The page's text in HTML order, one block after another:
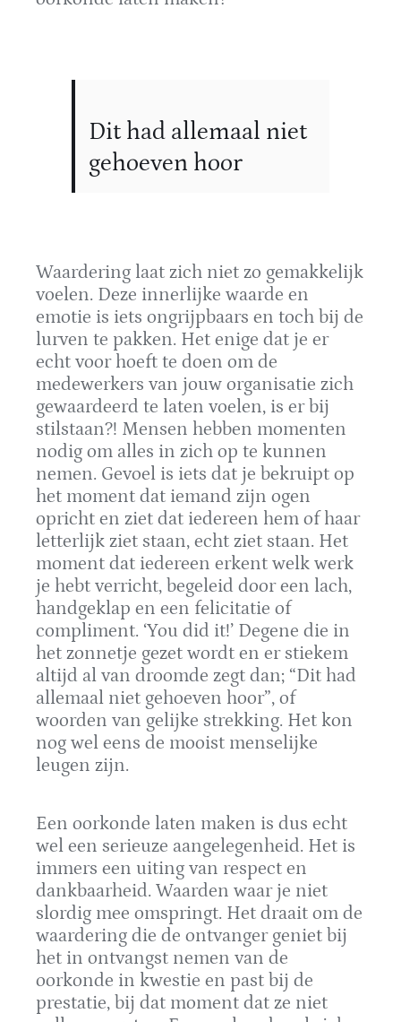
Dit had allemaal niet
gehoeven hoor
Waardering laat zich niet zo gemakkelijk
voelen. Deze innerlijke waarde en
emotie is iets ongrijpbaars en toch bij de
lurven te pakken. Het enige dat je er
echt voor hoeft te doen om de
medewerkers van jouw organisatie zich
gewaardeerd te laten voelen, is er bij
stilstaan?! Mensen hebben momenten
nodig om alles in zich op te kunnen
nemen. Gevoel is iets dat je bekruipt op
het moment dat iemand zijn ogen
opricht en ziet dat iedereen hem of haar
letterlijk ziet staan, echt ziet staan. Het
moment dat iedereen erkent welk werk
je hebt verricht, begeleid door een lach,
handgeklap en een felicitatie of
compliment. ‘You did it!’ Degene die in
het zonnetje gezet wordt en er stiekem
altijd al van droomde zegt dan; “Dit had
allemaal niet gehoeven hoor”, of
woorden van gelijke strekking. Het kon
nog wel eens de mooist menselijke
leugen zijn.
Een oorkonde laten maken is dus echt
wel een serieuze aangelegenheid. Het is
immers een uiting van respect en
dankbaarheid. Waarden waar je niet
slordig mee omspringt. Het draait om de
waardering die de ontvanger geniet bij
het in ontvangst nemen van de
oorkonde in kwestie en past bij de
prestatie, bij dat moment dat ze niet